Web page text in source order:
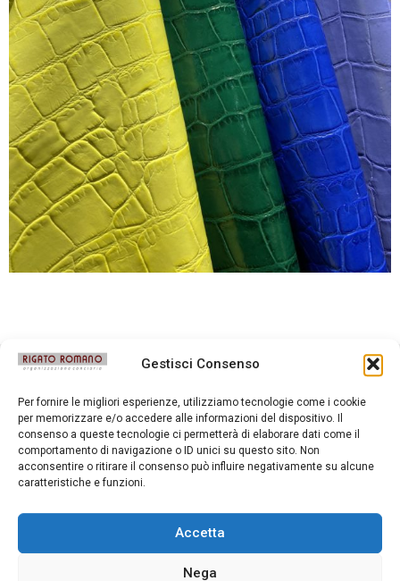
Gestisci Consenso
Per fornire le migliori esperienze, utilizziamo tecnologie come i cookie
per memorizzare e/o accedere alle informazioni del dispositivo. Il
consenso a queste tecnologie ci permetterà di elaborare dati come il
comportamento di navigazione o ID unici su questo sito. Non
acconsentire o ritirare il consenso può influire negativamente su alcune
caratteristiche e funzioni.
Accetta
Nega
CRACK